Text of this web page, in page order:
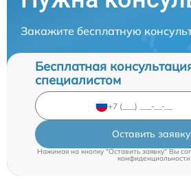
Закажите бесплатную
Бесплатная
специалистом
Оставить заявку
Нажимая на кнопку "Оставить заявку" Вы
конфиденциальности